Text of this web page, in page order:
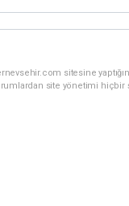
sitesine
site yönetimi